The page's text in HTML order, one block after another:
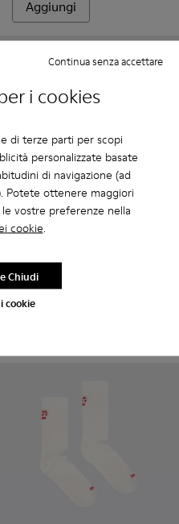
i cookies
di terze parti per scopi
personalizzate basate
di navigazione (ad
Potete ottenere maggiori
vostre preferenze nella
cookie.
cookie
Continua senza accettare
Chiudi
Aggiungi
Polishing glove